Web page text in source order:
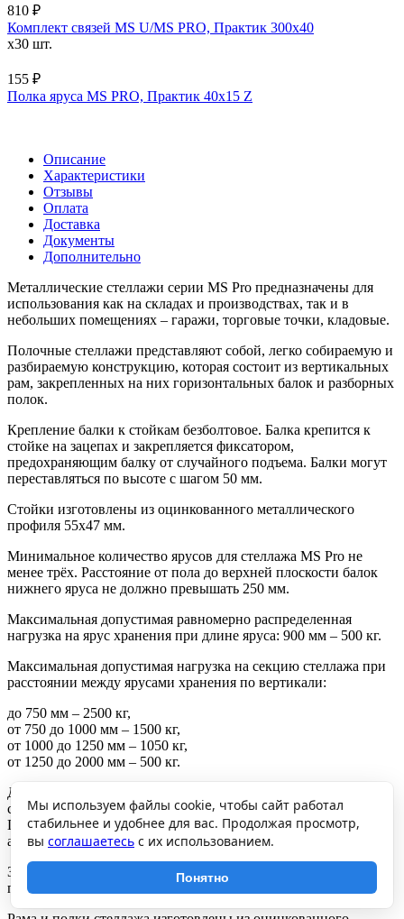
810 ₽
Комплект связей MS U/MS PRO, Практик 300x40
x30 шт.
155 ₽
Полка яруса MS PRO, Практик 40х15 Z
Описание
Характеристики
Отзывы
Оплата
Доставка
Документы
Дополнительно
Металлические стеллажи серии MS Pro предназначены для
использования как на складах и производствах, так и в
небольших помещениях – гаражи, торговые точки, кладовые.
Полочные стеллажи представляют собой, легко собираемую и
разбираемую конструкцию, которая состоит из вертикальных
рам, закрепленных на них горизонтальных балок и разборных
полок.
Крепление балки к стойкам безболтовое. Балка крепится к
стойке на зацепах и закрепляется фиксатором,
предохраняющим балку от случайного подъема. Балки могут
переставляться по высоте с шагом 50 мм.
Стойки изготовлены из оцинкованного металлического
профиля 55х47 мм.
Минимальное количество ярусов для стеллажа MS Pro не
менее трёх. Расстояние от пола до верхней плоскости балок
нижнего яруса не должно превышать 250 мм.
Максимальная допустимая равномерно распределенная
нагрузка на ярус хранения при длине яруса: 900 мм – 500 кг.
Максимальная допустимая нагрузка на секцию стеллажа при
расстоянии между ярусами хранения по вертикали:
до 750 мм – 2500 кг,
от 750 до 1000 мм – 1500 кг,
от 1000 до 1250 мм – 1050 кг,
от 1250 до 2000 мм – 500 кг.
Допускается собирать стеллажи в линию с общей средней
стойкой. Грузоподъемность стеллажей при этом не снижается.
При эксплуатации стеллажей закрепление рам стеллажей
анкерными болтами обязательно.
Загрузку и разгрузку стеллажей производить вручную, без
применения средств механизации погрузочных работ.
Мы используем файлы cookie, чтобы сайт работал
стабильнее и удобнее для вас. Продолжая просмотр,
вы соглашаетесь с их использованием.
Понятно